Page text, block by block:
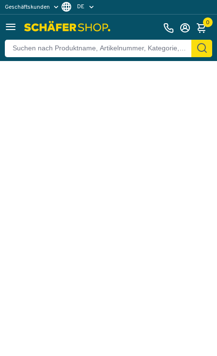
Geschäftskunden DE
0
Zurück